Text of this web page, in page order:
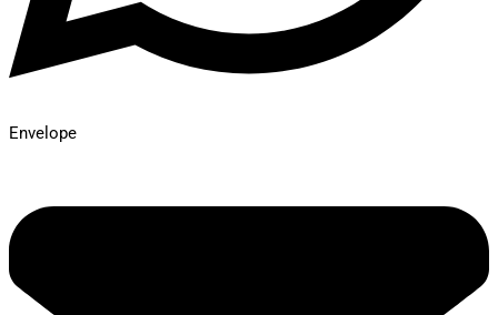
Envelope